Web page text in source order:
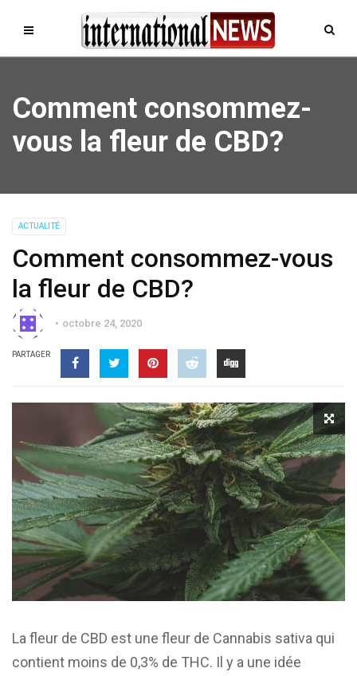
Comment consommez-
vous la fleur de CBD?
ACTUALITÉ
Comment consommez-vous
la fleur de CBD?
octobre 24, 2020
PARTAGER
La fleur de CBD est une fleur de Cannabis sativa qui
contient moins de 0,3% de THC. Il y a une idée